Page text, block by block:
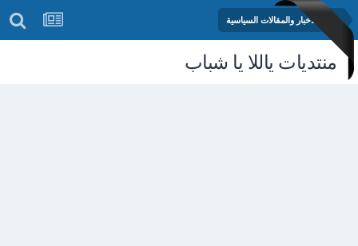
منتدى الأخبار والمقالات السياسية
منتديات ياللا يا شباب